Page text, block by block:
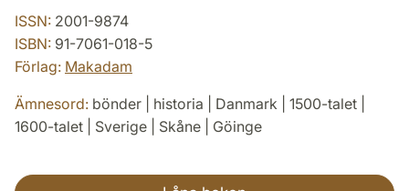
ISSN: 2001-9874
ISBN: 91-7061-018-5
Förlag: Makadam
Ämnesord: bönder | historia | Danmark | 1500-talet |
1600-talet | Sverige | Skåne | Göinge